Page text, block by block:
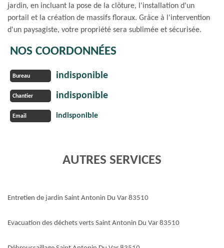
jardin, en incluant la pose de la clôture, l'installation d'un
portail et la création de massifs floraux. Grâce à l'intervention
d'un paysagiste, votre propriété sera sublimée et sécurisée.
NOS COORDONNÉES
Bureau indisponible
Chantier indisponible
Email indisponible
AUTRES SERVICES
Entretien de jardin Saint Antonin Du Var 83510
Evacuation des déchets verts Saint Antonin Du Var 83510